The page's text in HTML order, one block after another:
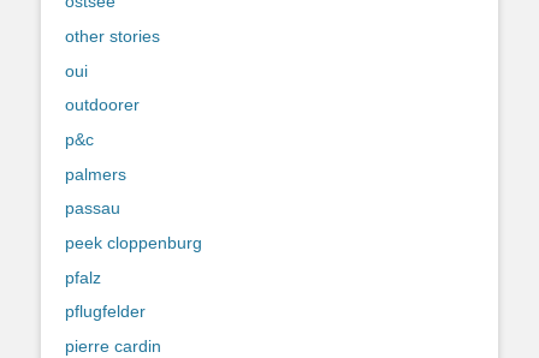
other stories
oui
outdoorer
p&c
palmers
passau
peek cloppenburg
pfalz
pflugfelder
pierre cardin